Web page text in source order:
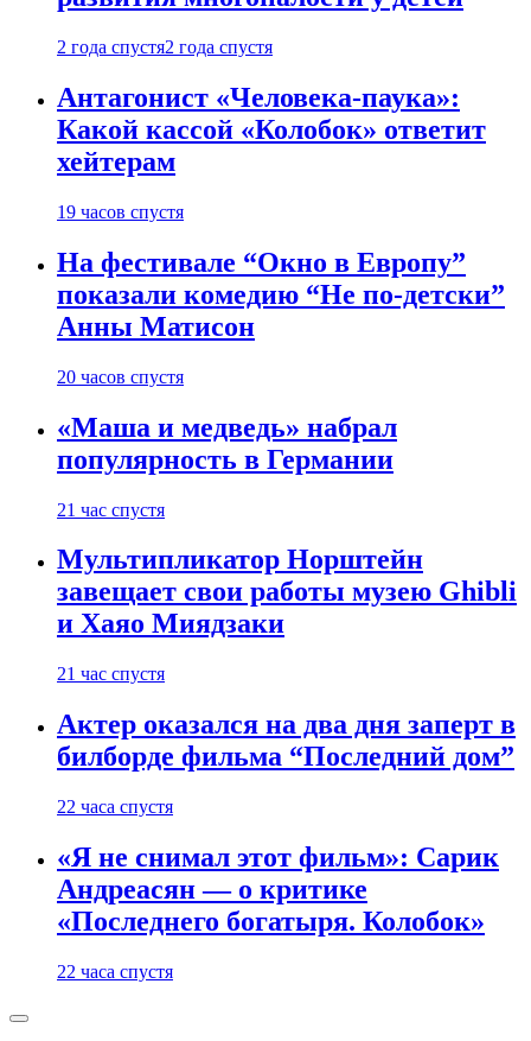
2 года спустя2 года спустя
Антагонист «Человека-паука»:
Какой кассой «Колобок» ответит
хейтерам
19 часов спустя
На фестивале “Окно в Европу”
показали комедию “Не по-детски”
Анны Матисон
20 часов спустя
«Маша и медведь» набрал
популярность в Германии
21 час спустя
Мультипликатор Норштейн
завещает свои работы музею Ghibli
и Хаяо Миядзаки
21 час спустя
Актер оказался на два дня заперт в
билборде фильма “Последний дом”
22 часа спустя
«Я не снимал этот фильм»: Сарик
Андреасян — о критике
«Последнего богатыря. Колобок»
22 часа спустя